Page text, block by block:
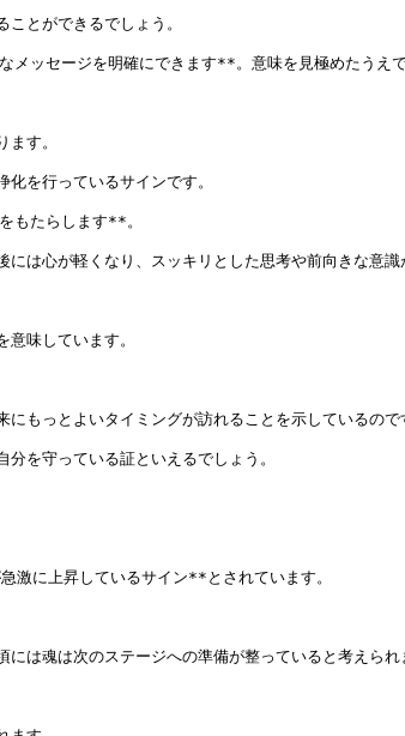
とができるでしょう。
ッセージを明確にできます**。意味を見極めたうえ
す。
を行っているサインです。
もたらします**。
は心が軽くなり、スッキリとした思考や前向きな意識
味しています。
もっとよいタイミングが訪れることを示しているので
を守っている証といえるでしょう。
激に上昇しているサイン**とされています。
は魂は次のステージへの準備が整っていると考えられ